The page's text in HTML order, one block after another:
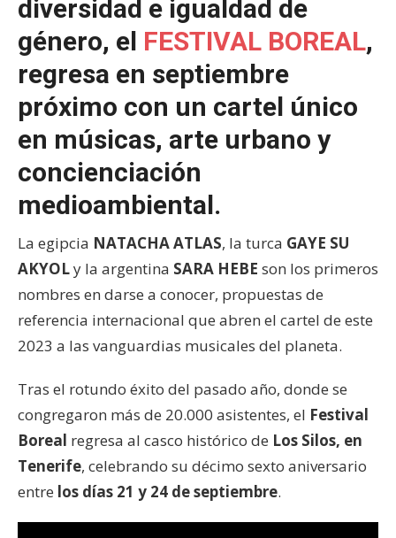
diversidad e igualdad de
género, el FESTIVAL BOREAL,
regresa en septiembre
próximo con un cartel único
en músicas, arte urbano y
concienciación
medioambiental.
La egipcia NATACHA ATLAS, la turca GAYE SU
AKYOLy la argentina SARA HEBE son los primeros
nombres en darse a conocer, propuestas de
referencia internacional que abren el cartel de este
2023 a las vanguardias musicales del planeta.
Tras el rotundo éxito del pasado año, donde se
congregaron más de 20.000 asistentes, el Festival
Boreal regresa al casco histórico de Los Silos, en
Tenerife, celebrando su décimo sexto aniversario
entre los días 21 y 24 de septiembre.